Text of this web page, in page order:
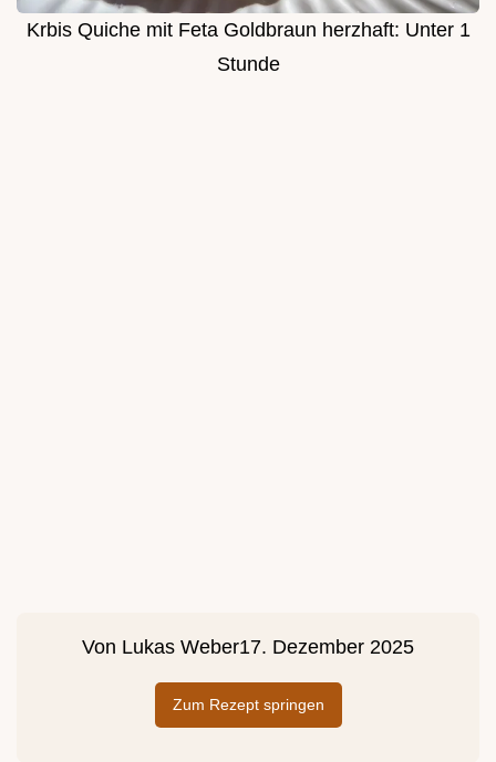
Krbis Quiche mit Feta Goldbraun herzhaft: Unter 1
Stunde
Von Lukas Weber17. Dezember 2025
Zum Rezept springen